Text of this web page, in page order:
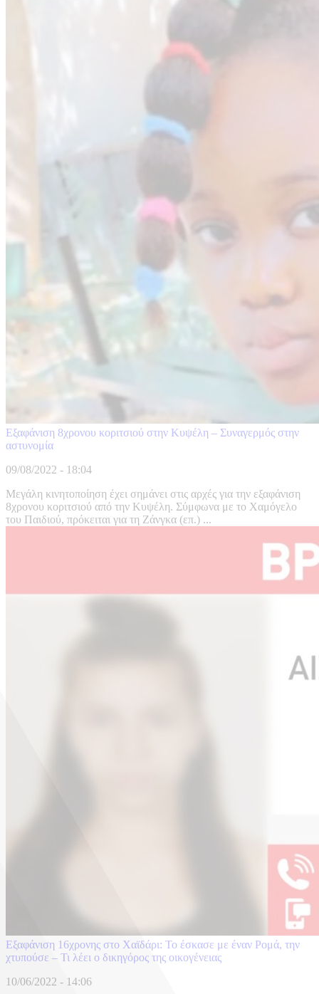
Εξαφάνιση 8χρονου κοριτσιού στην Κυψέλη – Συναγερμός στην
αστυνομία
09/08/2022 - 18:04
Μεγάλη κινητοποίηση έχει σημάνει στις αρχές για την εξαφάνιση
8χρονου κοριτσιού από την Κυψέλη. Σύμφωνα με το Χαμόγελο
του Παιδιού, πρόκειται για τη Ζάνγκα (επ.) ...
Εξαφάνιση 16χρονης στο Χαϊδάρι: Το έσκασε με έναν Ρομά, την
χτυπούσε – Τι λέει ο δικηγόρος της οικογένειας
10/06/2022 - 14:06